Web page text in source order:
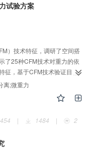
试验方案
）技术特征，调研了空间搭
了25种CFM技术对重力的依
征，基于CFM技术验证目标
试验无法表征液氢规律，
代液氧、液甲烷设计空间搭
验；基于空间飞行器的搭载
在开展单项CFM技术研究的
术综合验证平台设计。
离;微重力
| 1484 | 2